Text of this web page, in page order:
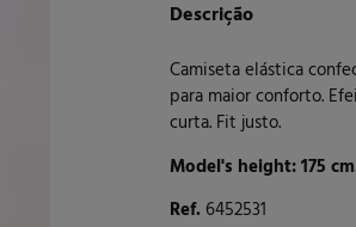
Descrição
Camiseta elástica
para maior conforto.
curta. Fit justo.
Model's height: 175
Ref. 6452531